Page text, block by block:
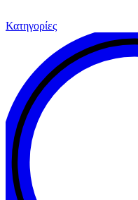
Κατηγορίες